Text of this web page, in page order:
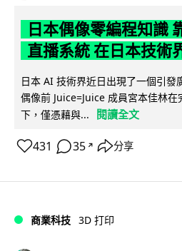
日本偶像零編程知識
直播系統 在日本技術
日本 AI 技術界近日出現了一個引發
偶像前 Juice=Juice 成員宮本佳林
下，僅憑藉與...
閱讀全文
431 35 ↗ 分享
商業科技 3D 打印